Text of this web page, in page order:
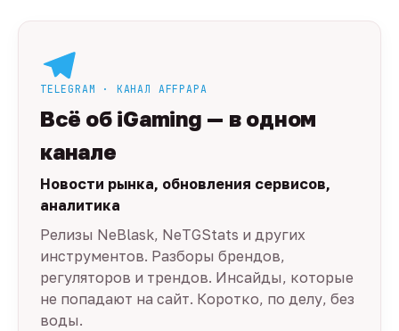
TELEGRAM · КАНАЛ AFFPAPA
Всё об iGaming — в одном
канале
Новости рынка, обновления сервисов,
аналитика
Релизы NeBlask, NeTGStats и других
инструментов. Разборы брендов,
регуляторов и трендов. Инсайды, которые
не попадают на сайт. Коротко, по делу, без
воды.